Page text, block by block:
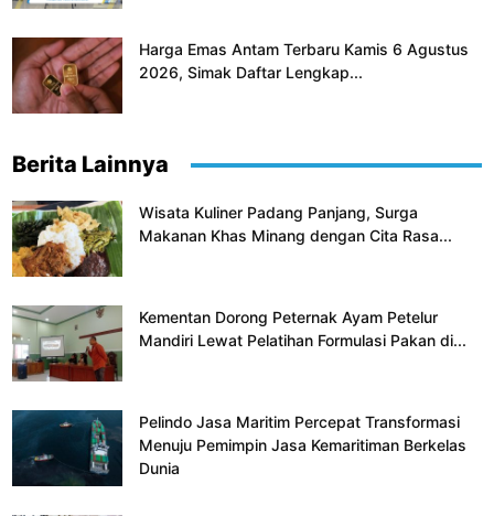
Harga Emas Antam Terbaru Kamis 6 Agustus
2026, Simak Daftar Lengkap...
Berita Lainnya
Wisata Kuliner Padang Panjang, Surga
Makanan Khas Minang dengan Cita Rasa...
Kementan Dorong Peternak Ayam Petelur
Mandiri Lewat Pelatihan Formulasi Pakan di...
Pelindo Jasa Maritim Percepat Transformasi
Menuju Pemimpin Jasa Kemaritiman Berkelas
Dunia